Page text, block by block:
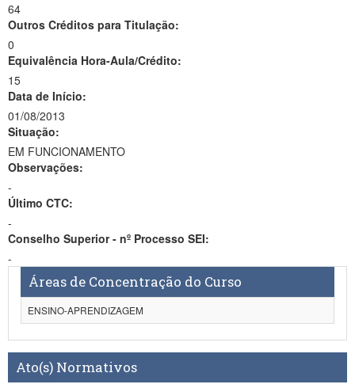
64
Outros Créditos para Titulação:
0
Equivalência Hora-Aula/Crédito:
15
Data de Início:
01/08/2013
Situação:
EM FUNCIONAMENTO
Observações:
-
Último CTC:
-
Conselho Superior - nº Processo SEI:
-
Áreas de Concentração do Curso
ENSINO-APRENDIZAGEM
Ato(s) Normativos